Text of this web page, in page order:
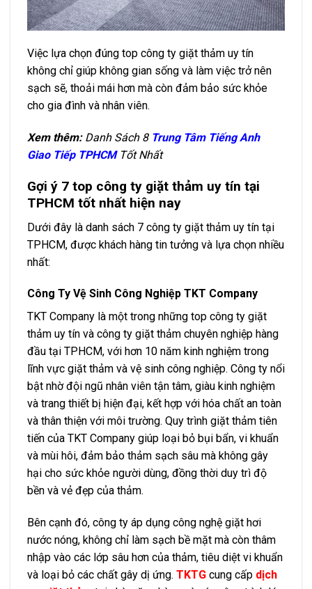
Việc lựa chọn đúng top công ty giặt thảm uy tín
không chỉ giúp không gian sống và làm việc trở nên
sạch sẽ, thoải mái hơn mà còn đảm bảo sức khỏe
cho gia đình và nhân viên.
Xem thêm:Danh Sách 8 Trung Tâm Tiếng Anh
Giao Tiếp TPHCM Tốt Nhất
Gợi ý 7 top công ty giặt thảm uy tín tại
TPHCM tốt nhất hiện nay
Dưới đây là danh sách 7 công ty giặt thảm uy tín tại
TPHCM, được khách hàng tin tưởng và lựa chọn nhiều
nhất:
Công Ty Vệ Sinh Công Nghiệp TKT Company
TKT Company là một trong những top công ty giặt
thảm uy tín và công ty giặt thảm chuyên nghiệp hàng
đầu tại TPHCM, với hơn 10 năm kinh nghiệm trong
lĩnh vực giặt thảm và vệ sinh công nghiệp. Công ty nổi
bật nhờ đội ngũ nhân viên tận tâm, giàu kinh nghiệm
và trang thiết bị hiện đại, kết hợp với hóa chất an toàn
và thân thiện với môi trường. Quy trình giặt thảm tiên
tiến của TKT Company giúp loại bỏ bụi bẩn, vi khuẩn
và mùi hôi, đảm bảo thảm sạch sâu mà không gây
hại cho sức khỏe người dùng, đồng thời duy trì độ
bền và vẻ đẹp của thảm.
Bên cạnh đó, công ty áp dụng công nghệ giặt hơi
nước nóng, không chỉ làm sạch bề mặt mà còn thâm
nhập vào các lớp sâu hơn của thảm, tiêu diệt vi khuẩn
và loại bỏ các chất gây dị ứng. TKTG cung cấp dịch